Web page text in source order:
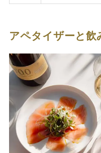
アペタイザーと